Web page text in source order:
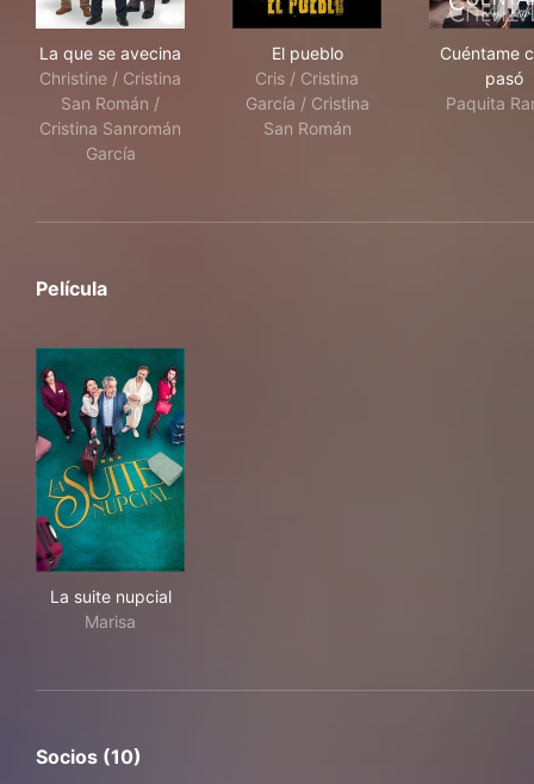
La que se avecina
Christine / Cristina
San Román /
Cristina Sanromán
García
El pueblo
Cris / Cristina
García / Cristina
San Román
Cuéntame
pasó
Paquita
Película
La suite nupcial
Marisa
Socios (10)